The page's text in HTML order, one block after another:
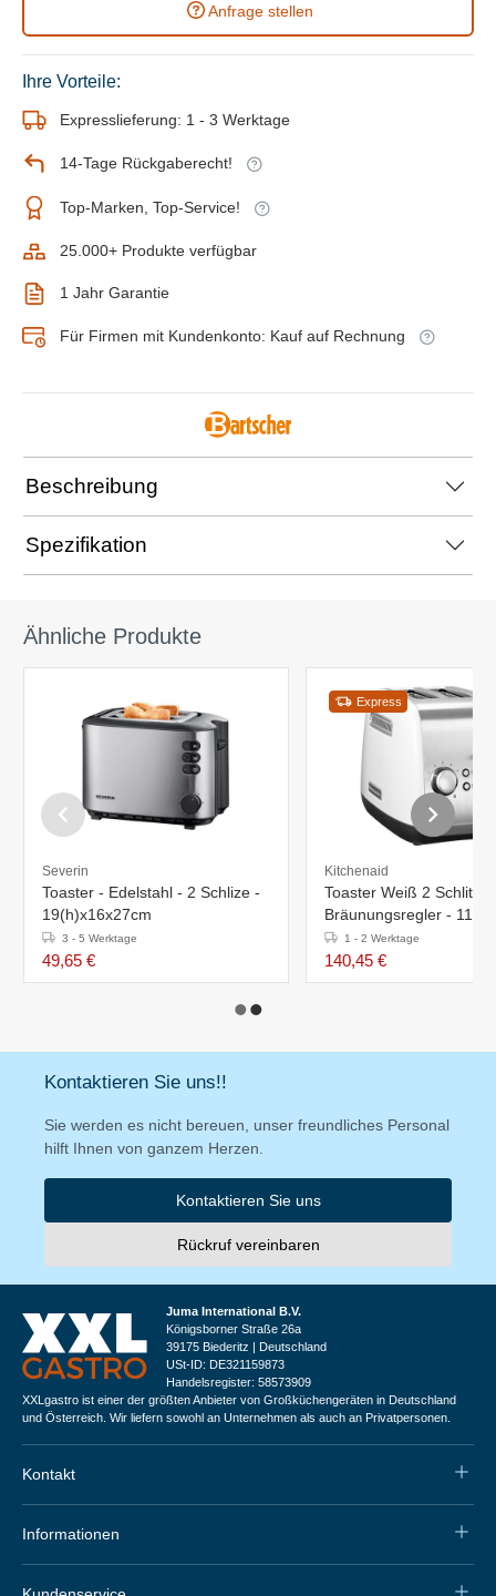
Anfrage stellen
Ihre Vorteile:
Expresslieferung: 1 - 3 Werktage
14-Tage Rückgaberecht!
Top-Marken, Top-Service!
25.000+ Produkte verfügbar
1 Jahr Garantie
Für Firmen mit Kundenkonto: Kauf auf Rechnung
Beschreibung
Spezifikation
Ähnliche Produkte
Severin
Toaster - Edelstahl - 2 Schlize -
19(h)x16x27cm
3 - 5 Werktage
49,65 €
Express
Kitchenaid
Toaster Weiß 2 Schlitze
Bräunungsregler -
190X290X(H)210mm
1 - 2 Werktage
140,45 €
Kontaktieren Sie uns!!
Sie werden es nicht bereuen, unser freundliches Personal
hilft Ihnen von ganzem Herzen.
Kontaktieren Sie uns
Rückruf vereinbaren
Juma International B.V.
Königsborner Straße 26a
39175 Biederitz | Deutschland
USt-ID: DE321159873
Handelsregister: 58573909
XXLgastro ist einer der größten Anbieter von Großküchengeräten in Deutschland
und Österreich. Wir liefern sowohl an Unternehmen als auch an Privatpersonen.
Kontakt
Informationen